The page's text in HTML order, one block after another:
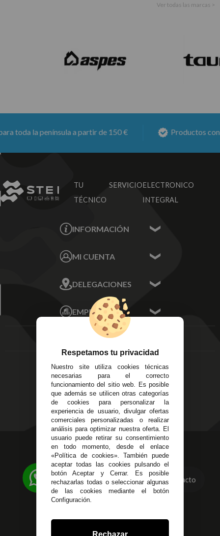
Ver todas las marcas >
toda la península a partir de 150 € Productos con6
TU SERVICIO
TÉCNICO
ELECTRONICO
INTEGRAL
INFORMACIÓN
Sobre nosotros
MI CUENTA
Mis Direcciones
Mis Pedidos
Mis favoritos
FAQ's
DELEGACIONES
Écija - Sevilla
Av. Plaza de Toros.
Local 3
Córdoba
14
Alzira - Valencia
C/ Esplugues, 135
EMPRESA
Aviso Legal
Devoluciones
Política de Privacidad
Pago Seguro
Terminos y
Condiciones Generales
Políticas de Cookies
623 23 31 98
Atendemos Whatsapp
955 44 45 43/955 44 45 44
info@steielectronica.com
Avenida Plaza de Toros,
Local 3 Écija (Sevilla)
Contacto
Respetamos tu privacidad
Nuestro site utiliza cookies técnicas
necesarias para el correcto
funcionamiento del sitio web. Es posible
que además se utilicen otras categorías
de cookies para personalizar la
experiencia de usuario, divulgar ofertas
comerciales personalizadas o realizar
análisis para optimizar nuestra oferta. El
usuario puede retirar su consentimiento
en todo momento, desde el enlace
«Política de cookies». También puede
aceptar todas las cookies pulsando el
botón Aceptar y Cerrar. Es posible
rechazarlas todas o seleccionar algunas
de las cookies mediante el botón
Configuración.
Rechazar